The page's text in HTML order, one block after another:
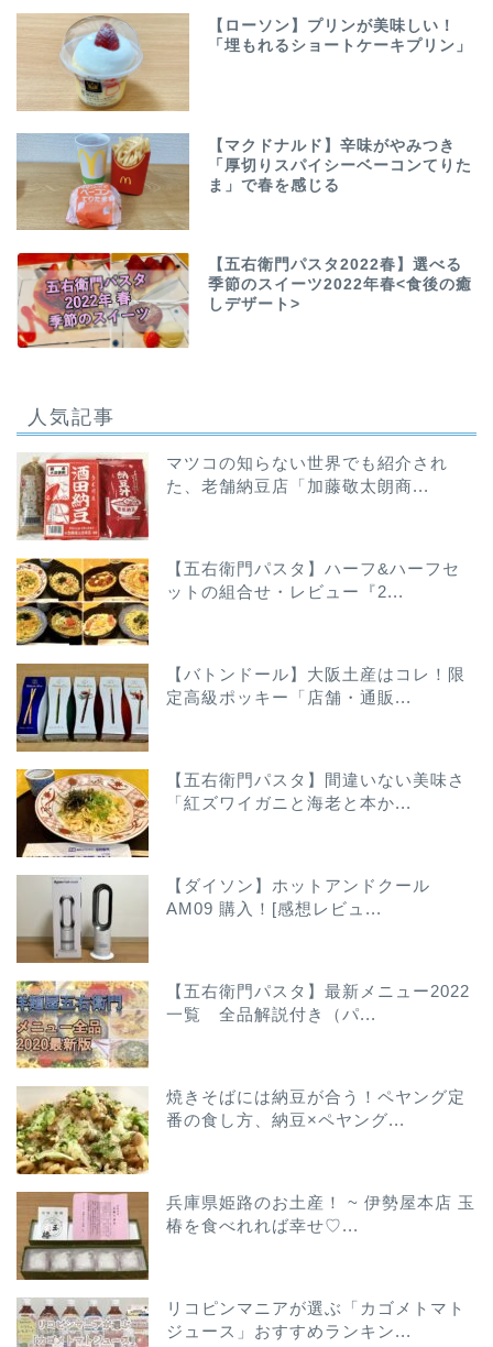
【ローソン】プリンが美味しい！
「埋もれるショートケーキプリン」
【マクドナルド】辛味がやみつき
「厚切りスパイシーベーコンてりた
ま」で春を感じる
【五右衛門パスタ2022春】選べる
季節のスイーツ2022年春<食後の癒
しデザート>
人気記事
マツコの知らない世界でも紹介され
た、老舗納豆店「加藤敬太朗商...
【五右衛門パスタ】ハーフ&ハーフセ
ットの組合せ・レビュー『2...
【バトンドール】大阪土産はコレ！限
定高級ポッキー「店舗・通販...
【五右衛門パスタ】間違いない美味さ
「紅ズワイガニと海老と本か...
【ダイソン】ホットアンドクール
AM09 購入！[感想レビュ...
【五右衛門パスタ】最新メニュー2022
一覧 全品解説付き（パ...
焼きそばには納豆が合う！ペヤング定
番の食し方、納豆×ペヤング...
兵庫県姫路のお土産！ ~ 伊勢屋本店 玉
椿を食べれれば幸せ♡...
リコピンマニアが選ぶ「カゴメトマト
ジュース」おすすめランキン...